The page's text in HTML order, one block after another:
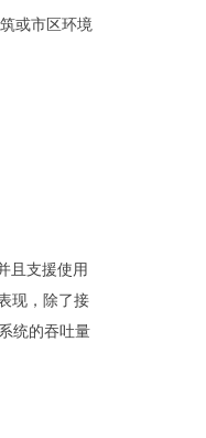
或市区环境
且支援使用
现，除了接
统的吞吐量